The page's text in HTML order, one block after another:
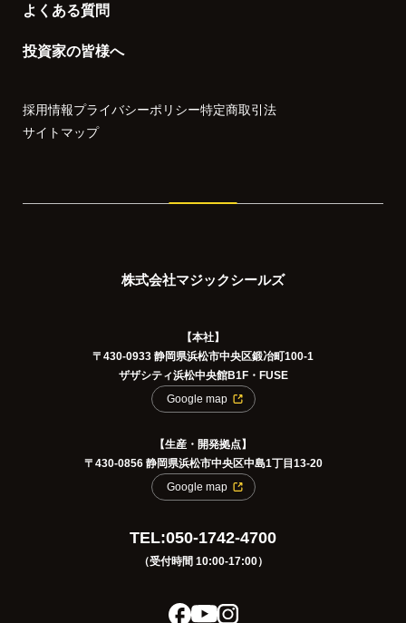
よくある質問
投資家の皆様へ
採用情報プライバシーポリシー特定商取引法
サイトマップ
株式会社マジックシールズ
【本社】
〒430-0933 静岡県浜松市中央区鍛冶町100-1
ザザシティ浜松中央館B1F・FUSE
Google map
【生産・開発拠点】
〒430-0856 静岡県浜松市中央区中島1丁目13-20
Google map
TEL:050-1742-4700
（受付時間 10:00-17:00）